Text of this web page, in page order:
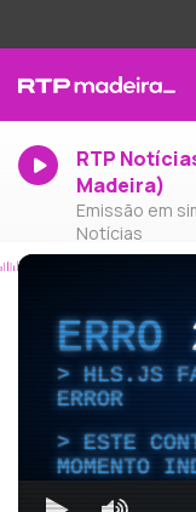
RTP
Madeira)
Emissão em
Notícias
ERRO
HLS.JS
ERROR
ESTE
MOMENTO